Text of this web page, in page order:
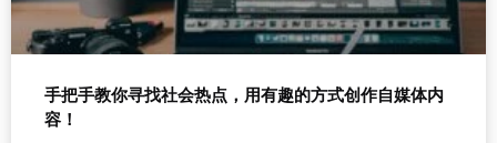
手把手教你寻找社会热点，用有趣的方式创作自媒体内
容！